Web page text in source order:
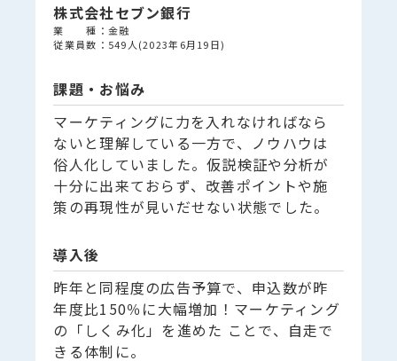
株式会社セブン銀行
業 種：金融
従業員数：549人(2023年6月19日)
課題・お悩み
マーケティングに力を入れなければなら
ないと理解している一方で、ノウハウは
俗人化していました。仮説検証や分析が
十分に出来ておらず、改善ポイントや施
策の再現性が見いだせない状態でした。
導入後
昨年と同程度の広告予算で、申込数が昨
年度比150％に大幅増加！マーケティング
の「しくみ化」を進めた ことで、自走で
きる体制に。